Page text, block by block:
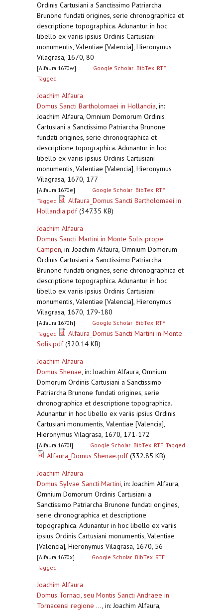
Ordinis Cartusiani a Sanctissimo Patriarcha
Brunone fundati origines, serie chronographica et
descriptione topographica. Adunantur in hoc
libello ex variis ipsius Ordinis Cartusiani
monumentis, Valentiae [Valencia], Hieronymus
Vilagrasa, 1670, 80
[Alfaura 1670w] Google Scholar BibTex RTF
Tagged
Joachim Alfaura
Domus Sancti Bartholomaei in Hollandia, in:
Joachim Alfaura, Omnium Domorum Ordinis
Cartusiani a Sanctissimo Patriarcha Brunone
fundati origines, serie chronographica et
descriptione topographica. Adunantur in hoc
libello ex variis ipsius Ordinis Cartusiani
monumentis, Valentiae [Valencia], Hieronymus
Vilagrasa, 1670, 177
[Alfaura 1670e] Google Scholar BibTex RTF
Tagged
Alfaura_Domus Sancti Bartholomaei in
Hollandia.pdf(347.35 KB)
Joachim Alfaura
Domus Sancti Martini in Monte Solis prope
Campen, in: Joachim Alfaura, Omnium Domorum
Ordinis Cartusiani a Sanctissimo Patriarcha
Brunone fundati origines, serie chronographica et
descriptione topographica. Adunantur in hoc
libello ex variis ipsius Ordinis Cartusiani
monumentis, Valentiae [Valencia], Hieronymus
Vilagrasa, 1670, 179-180
[Alfaura 1670h] Google Scholar BibTex RTF
Tagged
Alfaura_Domus Sancti Martini in Monte
Solis.pdf(320.14 KB)
Joachim Alfaura
Domus Shenae, in: Joachim Alfaura, Omnium
Domorum Ordinis Cartusiani a Sanctissimo
Patriarcha Brunone fundati origines, serie
chronographica et descriptione topographica.
Adunantur in hoc libello ex variis ipsius Ordinis
Cartusiani monumentis, Valentiae [Valencia],
Hieronymus Vilagrasa, 1670, 171-172
[Alfaura 1670l] Google Scholar BibTex RTF Tagged
Alfaura_Domus Shenae.pdf(332.85 KB)
Joachim Alfaura
Domus Sylvae Sancti Martini, in: Joachim Alfaura,
Omnium Domorum Ordinis Cartusiani a
Sanctissimo Patriarcha Brunone fundati origines,
serie chronographica et descriptione
topographica. Adunantur in hoc libello ex variis
ipsius Ordinis Cartusiani monumentis, Valentiae
[Valencia], Hieronymus Vilagrasa, 1670, 56
[Alfaura 1670x] Google Scholar BibTex RTF
Tagged
Joachim Alfaura
Domus Tornaci, seu Montis Sancti Andraee in
Tornacensi regione ..., in: Joachim Alfaura,